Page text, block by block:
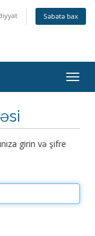
Səbətə bax
keçid
girin və şifre